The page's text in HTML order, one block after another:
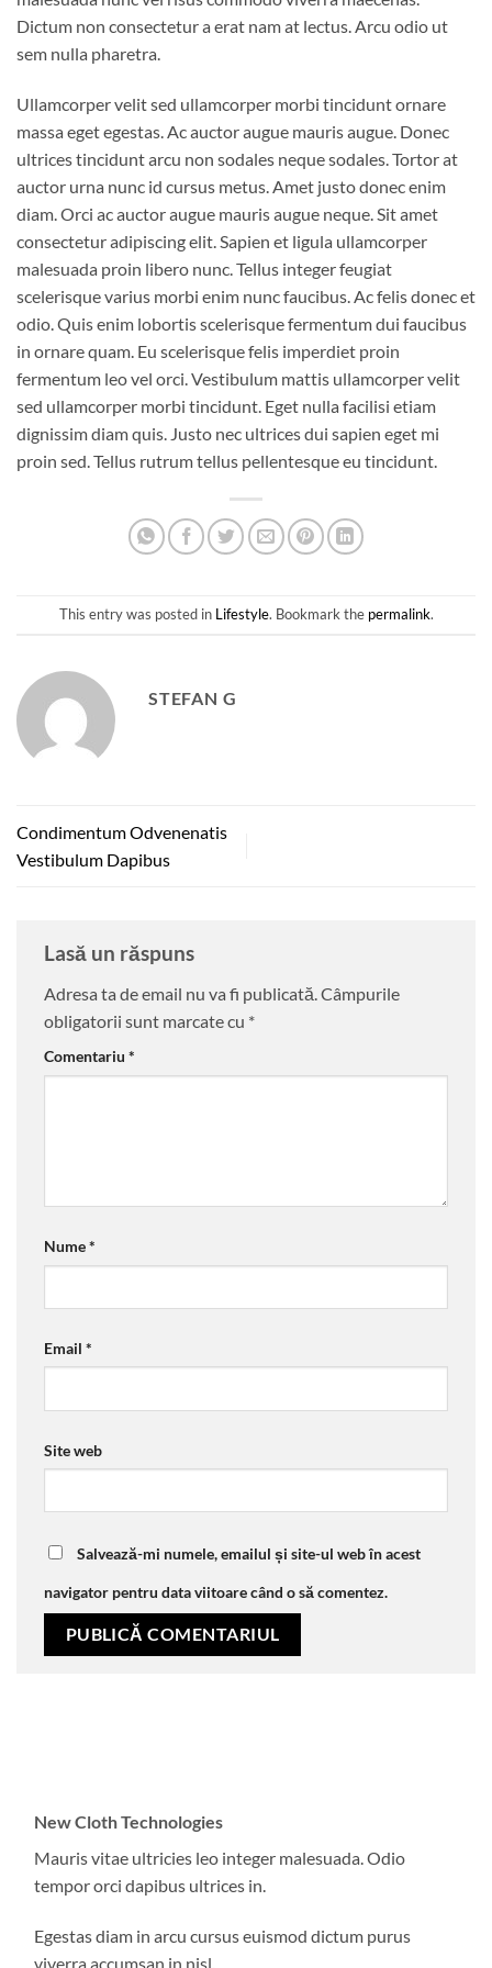
Dictum non consectetur a erat nam at lectus. Arcu odio ut
sem nulla pharetra.
Ullamcorper velit sed ullamcorper morbi tincidunt ornare
massa eget egestas. Ac auctor augue mauris augue. Donec
ultrices tincidunt arcu non sodales neque sodales. Tortor at
auctor urna nunc id cursus metus. Amet justo donec enim
diam. Orci ac auctor augue mauris augue neque. Sit amet
consectetur adipiscing elit. Sapien et ligula ullamcorper
malesuada proin libero nunc. Tellus integer feugiat
scelerisque varius morbi enim nunc faucibus. Ac felis donec et
odio. Quis enim lobortis scelerisque fermentum dui faucibus
in ornare quam. Eu scelerisque felis imperdiet proin
fermentum leo vel orci. Vestibulum mattis ullamcorper velit
sed ullamcorper morbi tincidunt. Eget nulla facilisi etiam
dignissim diam quis. Justo nec ultrices dui sapien eget mi
proin sed. Tellus rutrum tellus pellentesque eu tincidunt.
This entry was posted in Lifestyle. Bookmark the permalink.
STEFAN G
Condimentum Odvenenatis
Vestibulum Dapibus
Lasă un răspuns
Adresa ta de email nu va fi publicată.Câmpurile
obligatorii sunt marcate cu *
Comentariu *
Nume*
Email *
Site web
Salvează-mi numele, emailul și site-ul web în acest
navigator pentru data viitoare când o să comentez.
New Cloth Technologies
Mauris vitae ultricies leo integer malesuada. Odio
tempor orci dapibus ultrices in.
Egestas diam in arcu cursus euismod dictum purus
viverra accumsan in nisl.